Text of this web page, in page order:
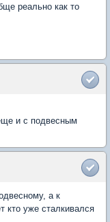
реально как то
и с подвесным
а к
кто уже сталкивался